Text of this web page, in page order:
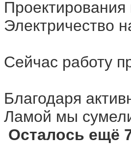
Проектирования
Электричество
Сейчас работу
Благодаря
Ламой мы
Осталось ещё